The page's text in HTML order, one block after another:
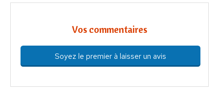
Vos commentaires
Soyez le premier à laisser un avis